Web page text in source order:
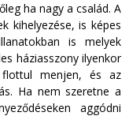
ha nagy a család. A
kihelyezése, is képes
is melyek
háziasszony ilyenkor
menjen, és az
Ha nem szeretne a
aggódni